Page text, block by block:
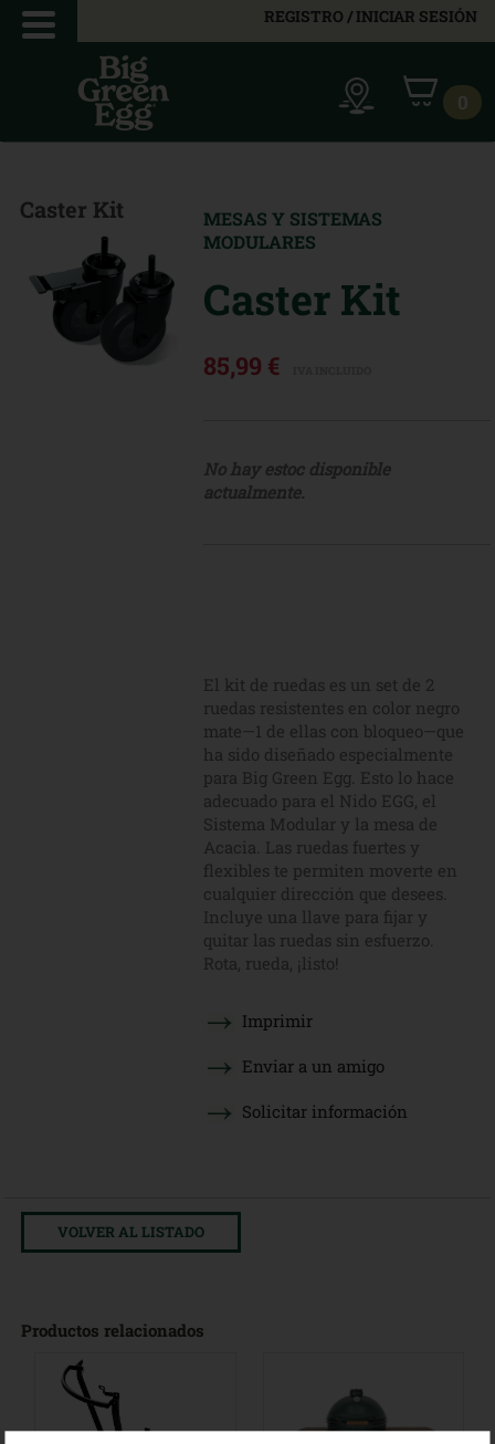
REGISTRO / INICIAR SESIÓN
0
Caster Kit
MESAS Y SISTEMAS
MODULARES
Caster Kit
85,99 €
No hay estoc disponible
actualmente.
El kit de ruedas es un set de 2
ruedas resistentes en color negro
mate—1 de ellas con bloqueo—que
ha sido diseñado especialmente
para Big Green Egg. Esto lo hace
adecuado para el Nido EGG, el
Sistema Modular y la mesa de
Acacia. Las ruedas fuertes y
flexibles te permiten moverte en
cualquier dirección que desees.
Incluye una llave para fijar y
quitar las ruedas sin esfuerzo.
Rota, rueda, ¡listo!
Imprimir
Enviar a un amigo
Solicitar información
VOLVER AL LISTADO
Productos relacionados